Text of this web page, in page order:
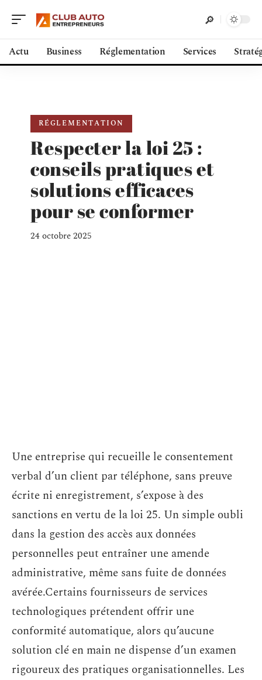
Actu Business Réglementation Services
RÉGLEMENTATION
Respecter la loi 25 :
conseils pratiques et
solutions efficaces
pour se conformer
24 octobre 2025
Une entreprise qui recueille le consentement
verbal d’un client par téléphone, sans preuve
écrite ni enregistrement, s’expose à des
sanctions en vertu de la loi 25. Un simple oubli
dans la gestion des accès aux données
personnelles peut entraîner une amende
administrative, même sans fuite de données
avérée.Certains fournisseurs de services
technologiques prétendent offrir une
conformité automatique, alors qu’aucune
solution clé en main ne dispense d’un examen
rigoureux des pratiques organisationnelles. Les